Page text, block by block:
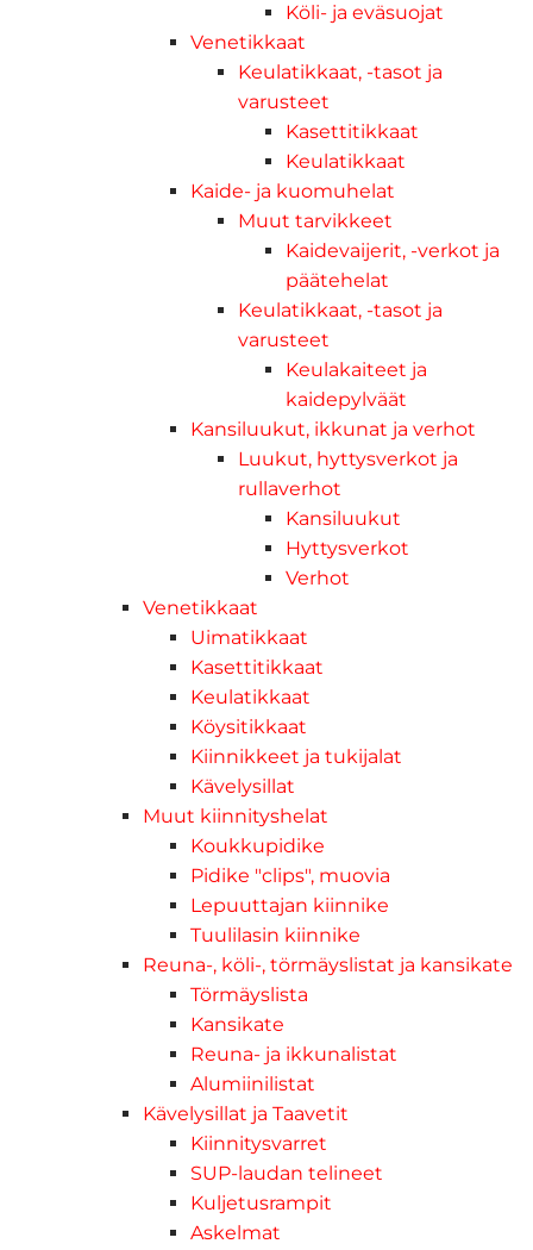
Köli- ja eväsuojat
Venetikkaat
Keulatikkaat, -tasot ja
varusteet
Kasettitikkaat
Keulatikkaat
Kaide- ja kuomuhelat
Muut tarvikkeet
Kaidevaijerit, -verkot ja
päätehelat
Keulatikkaat, -tasot ja
varusteet
Keulakaiteet ja
kaidepylväät
Kansiluukut, ikkunat ja verhot
Luukut, hyttysverkot ja
rullaverhot
Kansiluukut
Hyttysverkot
Verhot
Venetikkaat
Uimatikkaat
Kasettitikkaat
Keulatikkaat
Köysitikkaat
Kiinnikkeet ja tukijalat
Kävelysillat
Muut kiinnityshelat
Koukkupidike
Pidike "clips", muovia
Lepuuttajan kiinnike
Tuulilasin kiinnike
Reuna-, köli-, törmäyslistat ja kansikate
Törmäyslista
Kansikate
Reuna- ja ikkunalistat
Alumiinilistat
Kävelysillat ja Taavetit
Kiinnitysvarret
SUP-laudan telineet
Kuljetusrampit
Askelmat